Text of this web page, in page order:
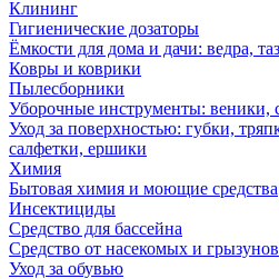
Клининг
Гигиенические дозаторы
Ёмкости для дома и дачи: ведра,
Ковры и коврики
Пылесборники
Уборочные инструменты: веники,
Уход за поверхностью: губки,
салфетки, ершики
Химия
Бытовая химия и моющие средства
Инсектициды
Средство для бассейна
Средство от насекомых и грызунов
Уход за обувью